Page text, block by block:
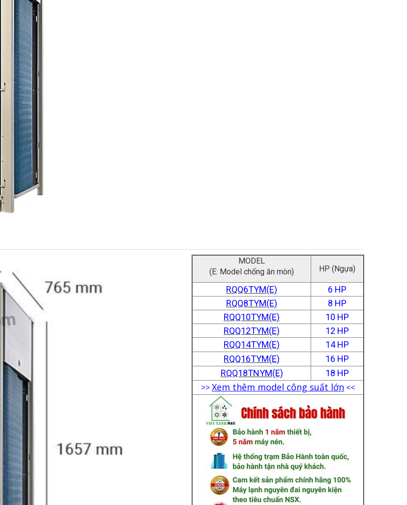
MODEL
(E: Model chống ăn mòn)
HP (Ngựa)
RQQ6TYM(E)
6 HP
RQQ8TYM(E)
8 HP
RQQ10TYM(E)
10 HP
RQQ12TYM(E)
12 HP
RQQ14TYM(E)
14 HP
RQQ16TYM(E)
16 HP
RQQ18TNYM(E)
18 HP
>>Xem thêm model công suất lớn <<